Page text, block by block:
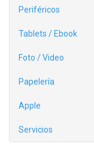
Periféricos
Tablets / Ebook
Foto / Video
Papelería
Apple
Servicios